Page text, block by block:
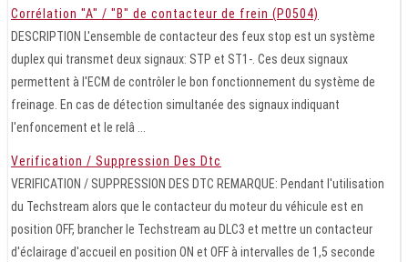
Corrélation "A" / "B" de contacteur de frein (P0504)
DESCRIPTION L'ensemble de contacteur des feux stop est un système
duplex qui transmet deux signaux: STP et ST1-. Ces deux signaux
permettent à l'ECM de contrôler le bon fonctionnement du système de
freinage. En cas de détection simultanée des signaux indiquant
l'enfoncement et le relâ ...
Verification / Suppression Des Dtc
VERIFICATION / SUPPRESSION DES DTC REMARQUE: Pendant l'utilisation
du Techstream alors que le contacteur du moteur du véhicule est en
position OFF, brancher le Techstream au DLC3 et mettre un contacteur
d'éclairage d'accueil en position ON et OFF à intervalles de 1,5 seconde